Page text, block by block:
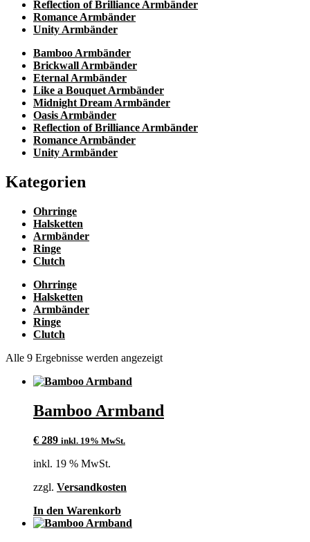
Reflection of Brilliance Armbänder
Romance Armbänder
Unity Armbänder
Bamboo Armbänder
Brickwall Armbänder
Eternal Armbänder
Like a Bouquet Armbänder
Midnight Dream Armbänder
Oasis Armbänder
Reflection of Brilliance Armbänder
Romance Armbänder
Unity Armbänder
Kategorien
Ohrringe
Halsketten
Armbänder
Ringe
Clutch
Ohrringe
Halsketten
Armbänder
Ringe
Clutch
Alle 9 Ergebnisse werden angezeigt
Bamboo Armband
€ 289 inkl. 19% MwSt.
inkl. 19 % MwSt.
zzgl. Versandkosten
In den Warenkorb